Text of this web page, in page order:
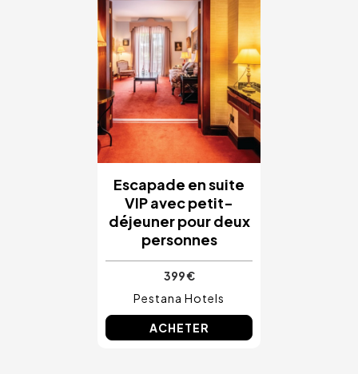
Escapade en suite
VIP avec petit-
déjeuner pour deux
personnes
399 €
Pestana Hotels
ACHETER